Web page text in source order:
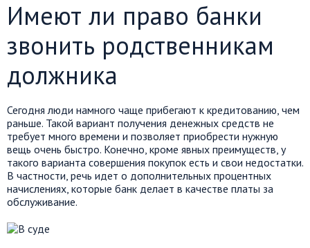
Имеют ли право банки
звонить родственникам
должника
Сегодня люди намного чаще прибегают к кредитованию, чем
раньше. Такой вариант получения денежных средств не
требует много времени и позволяет приобрести нужную
вещь очень быстро. Конечно, кроме явных преимуществ, у
такого варианта совершения покупок есть и свои недостатки.
В частности, речь идет о дополнительных процентных
начислениях, которые банк делает в качестве платы за
обслуживание.